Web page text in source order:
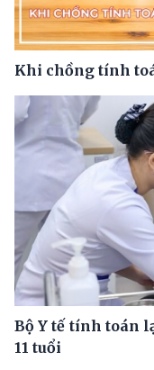
Khi chồng tính
Bộ Y tế tính toán
11 tuổi